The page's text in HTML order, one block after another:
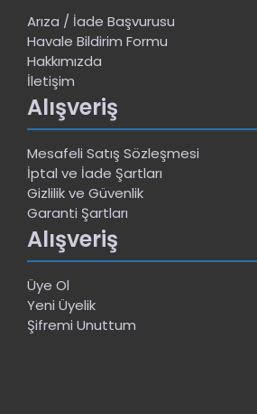
Arıza / İade Başvurusu
Havale Bildirim Formu
Hakkımızda
İletişim
Alışveriş
Mesafeli Satış Sözleşmesi
İptal ve İade Şartları
Gizlilik ve Güvenlik
Garanti Şartları
Alışveriş
Üye Ol
Yeni Üyelik
Şifremi Unuttum